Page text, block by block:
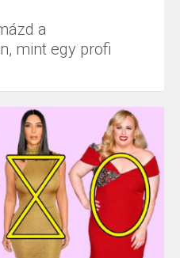
a
mint egy profi